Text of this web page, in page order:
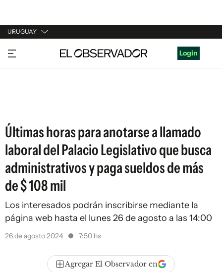
URUGUAY
URUGUAY
ARGENTINA
Login
Últimas horas para anotarse a llamado
laboral del Palacio Legislativo que busca
administrativos y paga sueldos de más
de $ 108 mil
Los interesados podrán inscribirse mediante la
página web hasta el lunes 26 de agosto a las 14:00
26 de agosto 2024 7:50 hs
Agregar El Observador en